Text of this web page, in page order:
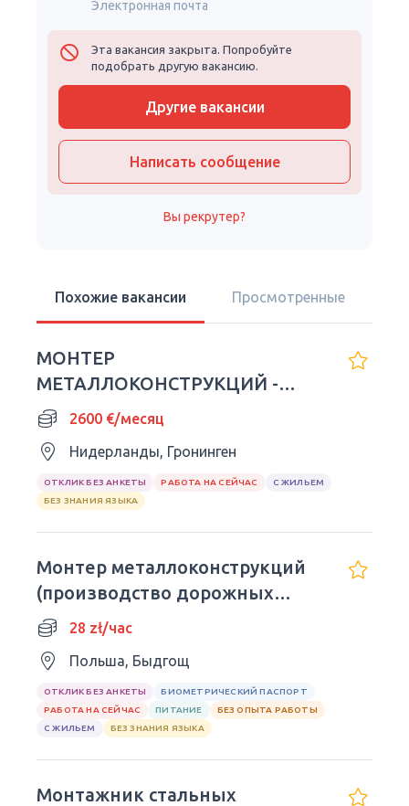
Электронная почта
Эта вакансия закрыта. Попробуйте
подобрать другую вакансию.
Другие вакансии
Написать сообщение
Вы рекрутер?
Похожие вакансии Просмотренные
МОНТЕР
МЕТАЛЛОКОНСТРУКЦИЙ -
Работа в Европе
2600 €/месяц
Нидерланды, Гронинген
ОТКЛИК БЕЗ АНКЕТЫ РАБОТА НА СЕЙЧАС
С ЖИЛЬЕМ
БЕЗ ЗНАНИЯ ЯЗЫКА
Монтер металлоконструкций
(производство дорожных
знаков )
28 zł/час
Польша, Быдгощ
ОТКЛИК БЕЗ АНКЕТЫ
БИОМЕТРИЧЕСКИЙ ПАСПОРТ
РАБОТА НА СЕЙЧАС
ПИТАНИЕ
БЕЗ ОПЫТА РАБОТЫ
С ЖИЛЬЕМ
БЕЗ ЗНАНИЯ ЯЗЫКА
Монтажник стальных